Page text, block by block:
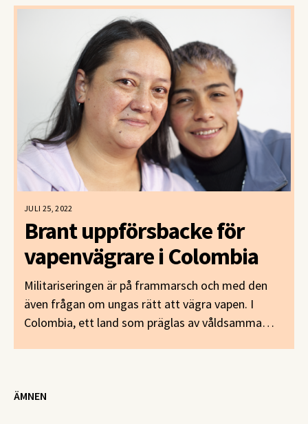
CEPO hopp i ingångna fredsavtal men med
bristande implementering får freden vänta på sig.
JULI 25, 2022
Brant uppförsbacke för
vapenvägrare i Colombia
Militariseringen är på frammarsch och med den
även frågan om ungas rätt att vägra vapen. I
Colombia, ett land som präglas av våldsamma
ÄMNEN